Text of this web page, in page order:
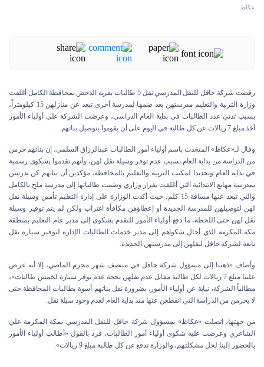
عكاظ
رفضت شركة حافل للنقل المدرسي نقل 5 طالبات بقرية الدحض بمحافظة الكامل أغلقت
وزارة التربية والتعليم مدرستهن بعد ضمها لمدرسة أخرى تبعد عن منازلهن 15 كيلومتراً،
بسبب تدني عدد الطالبات في بداية العام الدراسي، وعرضت الشركة على أولياء الأمور
أخذ مبلغ 7 ريالات عن كل طالبة في اليوم على أن يقوموا بتوصيل بناتهم.
وقال لـ«عكاظ» المتحدث باسم أولياء أمور الطالبات عبدالرزاق السلمي، إن بناتهم حرمن
من الدراسة من بداية العام بسبب عدم توفر وسيلة نقل لهن، وأنهم تقدموا بشكوى رسمية
في بداية العام وتحديدا لمكتب التربية والتعليم بالمحافظة، مؤكدين أن بناتهم كن يدرسن
بمدرسة مهايع الابتدائية التي أغلقت بقرار وزاري وضمت طالباتها إلى مدرسة ملح بالكامل
والتي تبعد عنها مسافة 15 كلم، حيث أكدت الوزارة على إدارة التعليم تأمين وسيلة نقل
لهن لتوصيلهن للمدرسة الجديدة أو إعطاؤهن مكافأة اغتراب ولكن لم يتم توفير وسيلة
نقل لهن حتى اللحظة، ما دفع أولياء الأمور للتقدم بشكوى إلى مدير عام التعليم بمنطقة
مكة المكرمة الذي أحال شكواهم إلى مدير خدمات الطالبات الإدارة لتوفير سيارة نقل
تابعة لشركة حافل لنقلهن إلى مدرستهن الجديدة.
وأضاف «ذهبنا إلى مسؤول شركة حافل في منتصف شهر محرم الماضي، إلا أنه عرض
علينا مبلغ 7 ريالات لكل طالبة مقابل عدم نقلهن بحجة عدم توفر سيارة لخمس طالبات»،
مطالباً الشركة، نيابة عن أولياء الأمور، بضرورة نقل بناتهم أسوة بطالبات المحافظة حتى
لا يحرمن من الدراسة التي انقطعن عنها منذ بداية العام لعدم وجود سيلة نقل.
من جهتها، اتصلت «عكاظ» بمسؤول شركة حافل للنقل المدرسي بمكة المكرمة علي
الشاعري وعرضت عليه شكوى أولياء أمور الطالبات، فرد بالقول «أطالب أولياء الأمور
بالحضور إلينا لحل مشكلتهم، والوزارة تدفع عن كل طالبة مبلغ 9 ريالات».